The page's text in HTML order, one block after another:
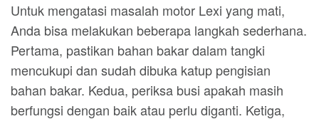
Untuk mengatasi masalah motor Lexi yang mati,
Anda bisa melakukan beberapa langkah sederhana.
Pertama, pastikan bahan bakar dalam tangki
mencukupi dan sudah dibuka katup pengisian
bahan bakar. Kedua, periksa busi apakah masih
berfungsi dengan baik atau perlu diganti. Ketiga,